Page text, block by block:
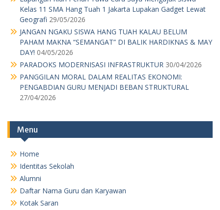
Kelas 11 SMA Hang Tuah 1 Jakarta Lupakan Gadget Lewat
Geografi 29/05/2026
JANGAN NGAKU SISWA HANG TUAH KALAU BELUM
PAHAM MAKNA “SEMANGAT” DI BALIK HARDIKNAS & MAY
DAY! 04/05/2026
PARADOKS MODERNISASI INFRASTRUKTUR 30/04/2026
PANGGILAN MORAL DALAM REALITAS EKONOMI:
PENGABDIAN GURU MENJADI BEBAN STRUKTURAL
27/04/2026
Menu
Home
Identitas Sekolah
Alumni
Daftar Nama Guru dan Karyawan
Kotak Saran